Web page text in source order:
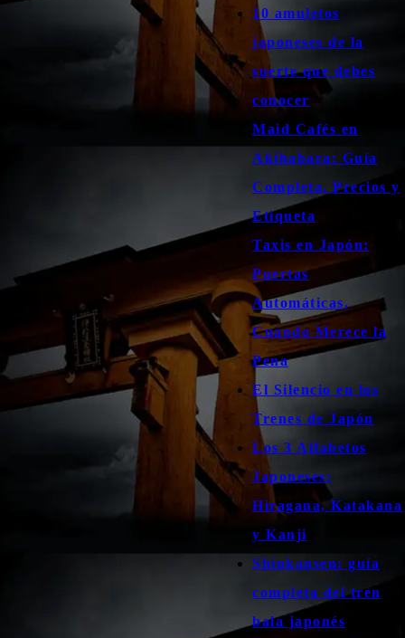
10 amuletos
japoneses de la
suerte que debes
conocer
Maid Cafés en
Akihabara: Guía
Completa, Precios y
Etiqueta
Taxis en Japón:
Puertas
Automáticas,
Cuándo Merece la
Pena
El Silencio en los
Trenes de Japón
Los 3 Alfabetos
Japoneses:
Hiragana, Katakana
y Kanji
Shinkansen: guía
completa del tren
bala japonés